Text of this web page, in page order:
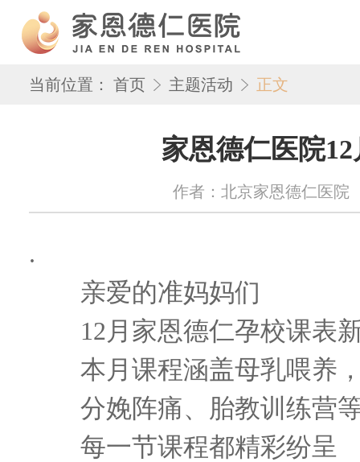
当前位置： 首页 主题活动 正文
家恩德仁医院
作者：北京家恩德仁医院
.
亲爱的准妈妈们
12月家恩德仁孕校课表
本月课程涵盖母乳喂养，
分娩阵痛、胎教训练营
每一节课程都精彩纷呈